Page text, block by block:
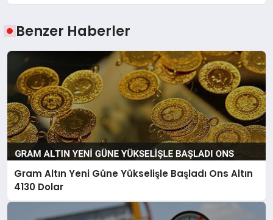
Benzer Haberler
Gram Altın Yeni Güne Yükselişle Başladı Ons Altın
4130 Dolar